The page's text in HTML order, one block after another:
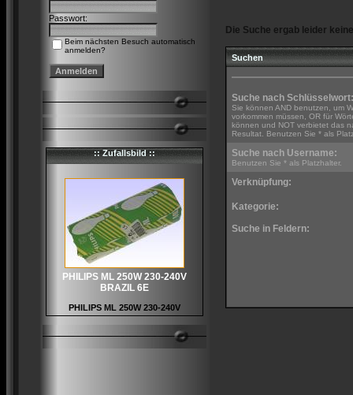
Passwort:
Beim nächsten Besuch automatisch
anmelden?
:: Zufallsbild ::
PHILIPS ML 250W 230-240V
BRAZIL 6E
PHILIPS ML 250W 230-240V
Die Suche ergab leider
Suchen
Suche nach Schlüsselwort:
Sie können AND benutzen, um
vorkommen müssen, OR für
können und NOT verbietet das
Resultat. Benutzen Sie * als
Suche nach Username:
Benutzen Sie * als Platzhalter.
Verknüpfung:
Kategorie:
Suche in Feldern: